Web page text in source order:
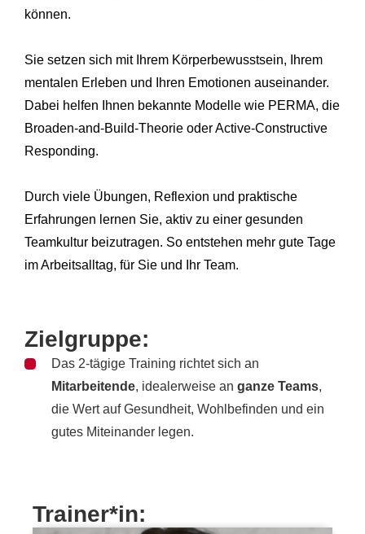
können.
Sie setzen sich mit Ihrem Körperbewusstsein, Ihrem
mentalen Erleben und Ihren Emotionen auseinander.
Dabei helfen Ihnen bekannte Modelle wie PERMA, die
Broaden-and-Build-Theorie oder Active-Constructive
Responding.
Durch viele Übungen, Reflexion und praktische
Erfahrungen lernen Sie, aktiv zu einer gesunden
Teamkultur beizutragen. So entstehen mehr gute Tage
im Arbeitsalltag, für Sie und Ihr Team.
Zielgruppe:
Das 2-tägige Training richtet sich an
Mitarbeitende, idealerweise an ganze Teams,
die Wert auf Gesundheit, Wohlbefinden und ein
gutes Miteinander legen.
Trainer*in: